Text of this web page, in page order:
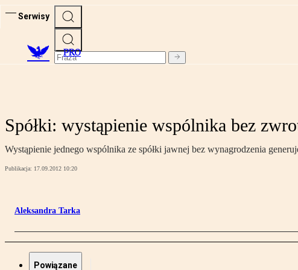
Serwisy
PRO
Spółki: wystąpienie wspólnika bez
Wystąpienie jednego wspólnika ze spółki jawnej bez wynagrodzenia
Publikacja: 17.09.2012 10:20
Aleksandra Tarka
Powiązane